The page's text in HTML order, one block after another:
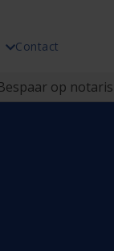
Contact
op